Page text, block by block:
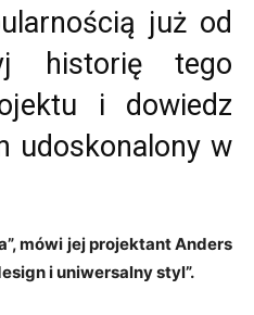
już od
historię tego
i dowiedz
udoskonalony w
mówi jej projektant Anders
i uniwersalny styl”.